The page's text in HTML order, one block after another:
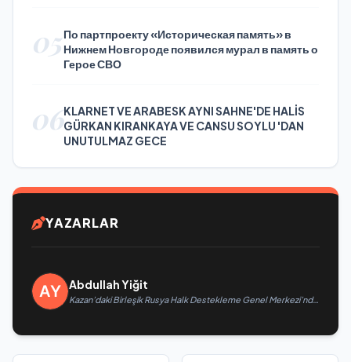
05По партпроекту «Историческая память» в
Нижнем Новгороде появился мурал в память о
Герое СВО
06KLARNET VE ARABESK AYNI SAHNE'DE HALİS
GÜRKAN KIRANKAYA VE CANSU SOYLU 'DAN
UNUTULMAZ GECE
YAZARLAR
Abdullah Yiğit
Kazan’daki Birleşik Rusya Halk Destekleme Genel Merkezi’nde